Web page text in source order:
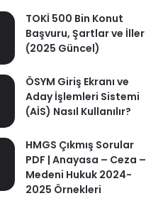
TOKİ 500 Bin Konut
Başvuru, Şartlar ve İller
(2025 Güncel)
ÖSYM Giriş Ekranı ve
Aday İşlemleri Sistemi
(AİS) Nasıl Kullanılır?
HMGS Çıkmış Sorular
PDF | Anayasa – Ceza –
Medeni Hukuk 2024-
2025 Örnekleri